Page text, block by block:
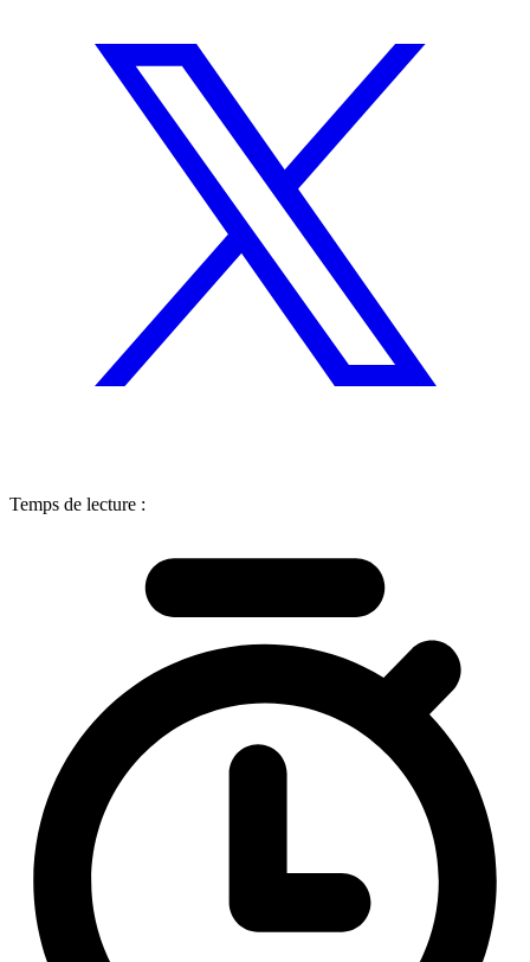
Temps de lecture :